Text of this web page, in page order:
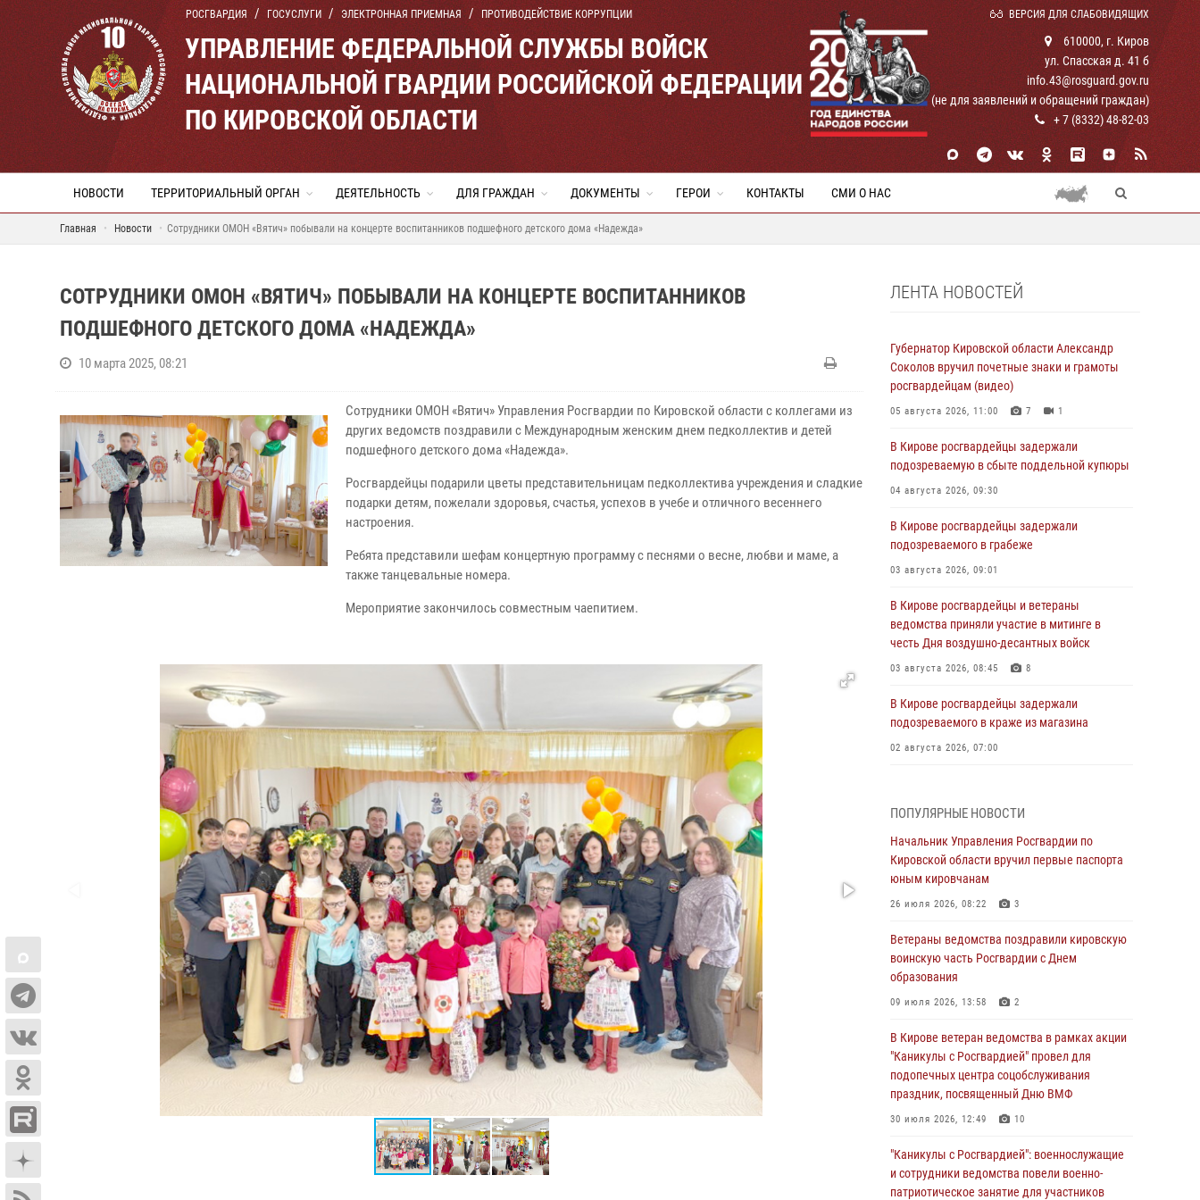
РОСГВАРДИЯ ГОСУСЛУГИ ЭЛЕКТРОННАЯ ПРИЕМНАЯ ПРОТИВОДЕЙСТВИЕ КОРРУПЦИИ ВЕРСИЯ ДЛЯ СЛАБОВИДЯЩИХ
УПРАВЛЕНИЕ ФЕДЕРАЛЬНОЙ СЛУЖБЫ ВОЙСК
НАЦИОНАЛЬНОЙ ГВАРДИИ РОССИЙСКОЙ ФЕДЕРАЦИИ
ПО КИРОВСКОЙ ОБЛАСТИ
610000, г. Киров
ул. Спасская д. 41 б
info.43@rosguard.gov.ru
(не для заявлений и обращений граждан)
+ 7 (8332) 48-82-03
НОВОСТИ ТЕРРИТОРИАЛЬНЫЙ ОРГАН ДЕЯТЕЛЬНОСТЬ ДЛЯ ГРАЖДАН ДОКУМЕНТЫ ГЕРОИ КОНТАКТЫ СМИ О НАС
Главная Новости Сотрудники ОМОН «Вятич» побывали на концерте воспитанников подшефного детского дома «Надежда»
СОТРУДНИКИ ОМОН «ВЯТИЧ» ПОБЫВАЛИ НА КОНЦЕРТЕ ВОСПИТАННИКОВ
ПОДШЕФНОГО ДЕТСКОГО ДОМА «НАДЕЖДА»
10 марта 2025, 08:21
Сотрудники ОМОН «Вятич» Управления Росгвардии по Кировской области с коллегами из
других ведомств поздравили с Международным женским днем педколлектив и детей
подшефного детского дома «Надежда».
Росгвардейцы подарили цветы представительницам педколлектива учреждения и сладкие
подарки детям, пожелали здоровья, счастья, успехов в учебе и отличного весеннего
настроения.
Ребята представили шефам концертную программу с песнями о весне, любви и маме, а
также танцевальные номера.
Мероприятие закончилось совместным чаепитием.
ЛЕНТА НОВОСТЕЙ
Губернатор Кировской области Александр
Соколов вручил почетные знаки и грамоты
росгвардейцам (видео)
05 августа 2026, 11:00 7 1
В Кирове росгвардейцы задержали
подозреваемую в сбыте поддельной купюры
04 августа 2026, 09:30
В Кирове росгвардейцы задержали
подозреваемого в грабеже
03 августа 2026, 09:01
В Кирове росгвардейцы и ветераны
ведомства приняли участие в митинге в
честь Дня воздушно-десантных войск
03 августа 2026, 08:45 8
В Кирове росгвардейцы задержали
подозреваемого в краже из магазина
02 августа 2026, 07:00
Федерации
01 августа 2026, 09:39
В Росгвардии вспоминают российских
воинов, погибших в Первой мировой войне
01 августа 2026, 09:38
В Кирове офицер Росгвардии стал
победителем открытого шахматного турнира
Директор Росгвардии Герой России генерал
армии Виктор Золотов поздравил
специалистов подразделений тыла с
профессиональным праздником
В Кирове росгвардейцы задержали в кафе и
сауне подозреваемых в хулиганстве
ПОПУЛЯРНЫЕ НОВОСТИ
Начальник Управления Росгвардии по
Кировской области вручил первые паспорта
юным кировчанам
26 июля 2026, 08:22 3
Ветераны ведомства поздравили кировскую
воинскую часть Росгвардии с Днем
образования
09 июля 2026, 13:58 2
В Кирове ветеран ведомства в рамках акции
"Каникулы с Росгвардией" провел для
подопечных центра соцобслуживания
праздник, посвященный Дню ВМФ
30 июля 2026, 12:49 10
"Каникулы с Росгвардией": военнослужащие
и сотрудники ведомства повели военно-
патриотическое занятие для участников